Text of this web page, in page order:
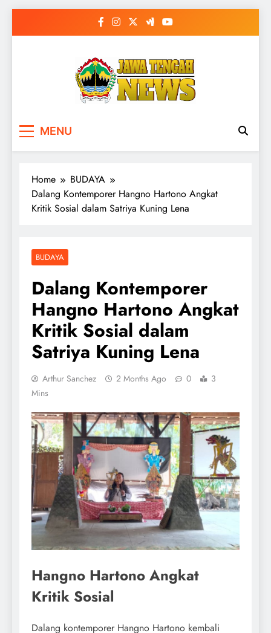
MENU
Home
BUDAYA
Dalang Kontemporer Hangno Hartono Angkat
Kritik Sosial dalam Satriya Kuning Lena
BUDAYA
Dalang Kontemporer
Hangno Hartono Angkat
Kritik Sosial dalam
Satriya Kuning Lena
Arthur Sanchez 2 Months Ago 0
3
Mins
Hangno Hartono Angkat
Kritik Sosial
Dalang kontemporer Hangno Hartono kembali